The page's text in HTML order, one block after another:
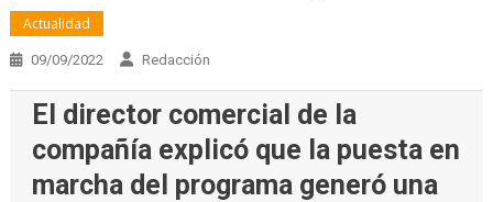
Actualidad
09/09/2022 Redacción
El director comercial de la
compañía explicó que la puesta en
marcha del programa generó una